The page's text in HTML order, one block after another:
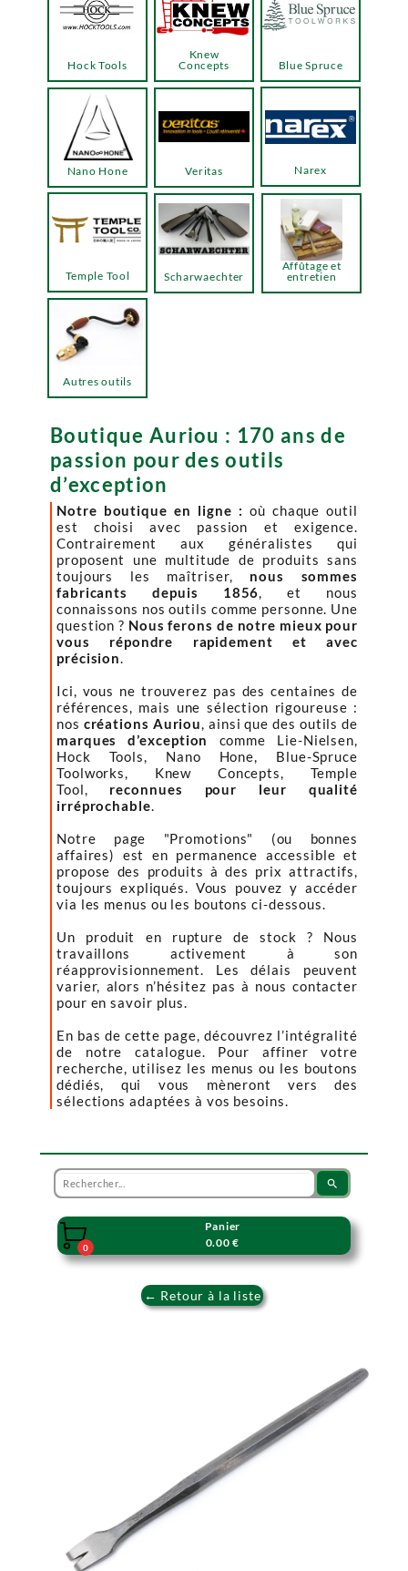
Boutique Auriou : 170 ans de
passion pour des outils
d’exception
Notre boutique en ligne : où chaque outil
est choisi avec passion et exigence.
Contrairement aux généralistes qui
proposent une multitude de produits sans
toujours les maîtriser, nous sommes
fabricants depuis 1856, et nous
connaissons nos outils comme personne. Une
question ? Nous ferons de notre mieux pour
vous répondre rapidement et avec
précision.
Ici, vous ne trouverez pas des centaines de
références, mais une sélection rigoureuse :
nos créations Auriou, ainsi que des outils de
marques d’exception
comme Lie-Nielsen,
Hock Tools, Nano Hone, Blue-Spruce
Toolworks, Knew Concepts, Temple
Tool, reconnues pour leur qualité
irréprochable.
Notre page "Promotions" (ou bonnes
affaires) est en permanence accessible et
propose des produits à des prix attractifs,
toujours expliqués. Vous pouvez y accéder
via les menus ou les boutons ci-dessous.
Un produit en rupture de stock ? Nous
travaillons activement à son
réapprovisionnement. Les délais peuvent
varier, alors n’hésitez pas à nous contacter
pour en savoir plus.
En bas de cette page, découvrez l’intégralité
de notre catalogue. Pour affiner votre
recherche, utilisez les menus ou les boutons
dédiés, qui vous mèneront vers des
sélections adaptées à vos besoins.
Hock Tools
Knew
Concepts
Temple Tool
Blue Spruce
Narex
Veritas
Nano Hone
Autres outils
Scharwaechter
Affûtage et
entretien
search

0
Panier
0.00 €
← Retour à la liste